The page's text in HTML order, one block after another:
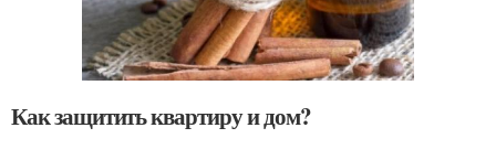
Как защитить квартиру и дом?